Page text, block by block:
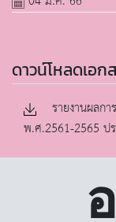
ดาวน์โหลดเอก
รายงานผลก
พ.ศ.2561-2565 ป